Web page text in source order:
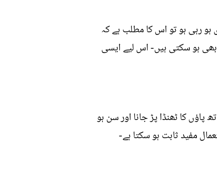
ہو رہی ہو تو اس کا مطلب ہے کہ
بھی ہو سکتی ہیں- اس لیے ایسی
ہاتھ پاؤں کا ٹھنڈا پڑ جانا اور سن ہو
مفید ثابت ہو سکتا ہے-